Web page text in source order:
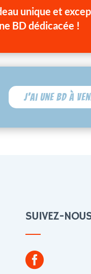
unique et
BD dédicacée !
J'ai une BD à
SUIVEZ-
